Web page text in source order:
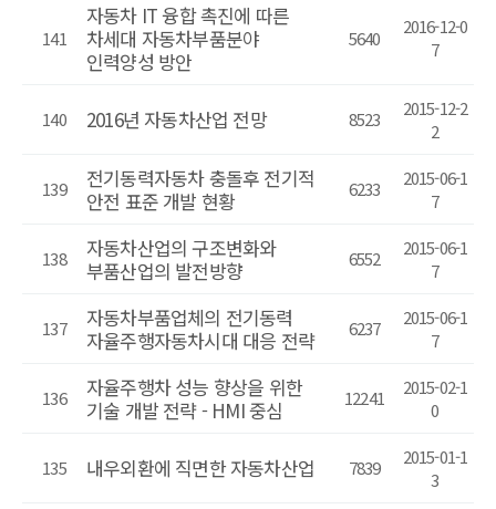
141
자동차 IT 융합 촉진에 따른
차세대 자동차부품분야
인력양성 방안
5640
2016-12-0
7
140 2016년 자동차산업 전망 8523
2015-12-2
2
139
전기동력자동차 충돌후 전기적
안전 표준 개발 현황
6233
2015-06-1
7
138
자동차산업의 구조변화와
부품산업의 발전방향
6552
2015-06-1
7
137
자동차부품업체의 전기동력
자율주행자동차시대 대응 전략
6237
2015-06-1
7
136
자율주행차 성능 향상을 위한
기술 개발 전략 - HMI 중심
12241
2015-02-1
0
135 내우외환에 직면한 자동차산업 7839
2015-01-1
3